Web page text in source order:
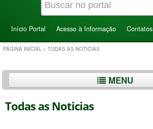
Início Portal Acesso à Informação Contatos
PÁGINA INICIAL > TODAS AS NOTICIAS
MENU
Todas as Noticias